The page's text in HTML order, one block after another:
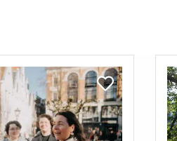
Bekijk
Oude
binnenstad
wandeling